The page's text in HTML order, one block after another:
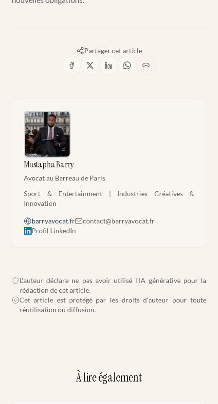
Partager cet article
Mustapha Barry
Avocat au Barreau de Paris
Sport & Entertainment | Industries Créatives &
Innovation
barryavocat.fr
contact@barryavocat.fr
Profil LinkedIn
L'auteur déclare ne pas avoir utilisé l'IA générative pour la
rédaction de cet article.
Cet article est protégé par les droits d'auteur pour toute
réutilisation ou diffusion.
À lire également